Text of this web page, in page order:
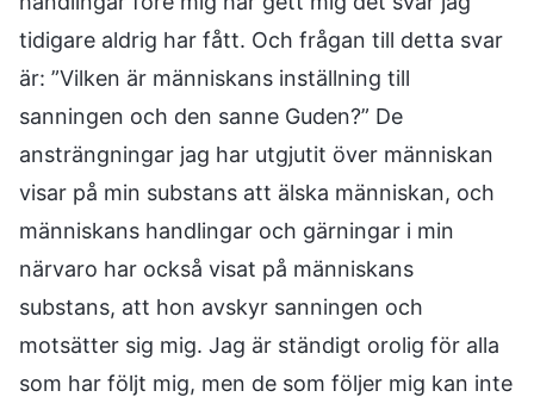
tidigare aldrig har fått. Och frågan till detta svar
är: ”Vilken är människans inställning till
sanningen och den sanne Guden?” De
ansträngningar jag har utgjutit över människan
visar på min substans att älska människan, och
människans handlingar och gärningar i min
närvaro har också visat på människans
substans, att hon avskyr sanningen och
motsätter sig mig. Jag är ständigt orolig för alla
som har följt mig, men de som följer mig kan inte